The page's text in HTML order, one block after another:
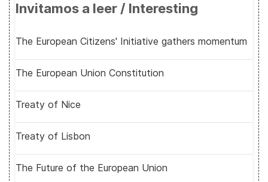
Invitamos a leer / Interesting
The European Citizens' Initiative gathers momentum
The European Union Constitution
Treaty of Nice
Treaty of Lisbon
The Future of the European Union